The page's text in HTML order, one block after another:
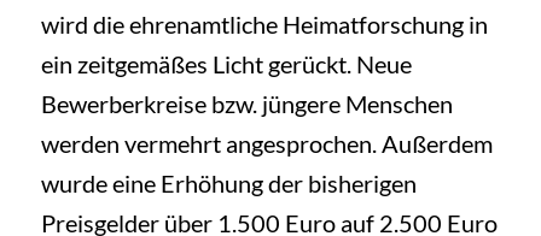
wird die ehrenamtliche Heimatforschung in
ein zeitgemäßes Licht gerückt. Neue
Bewerberkreise bzw. jüngere Menschen
werden vermehrt angesprochen. Außerdem
wurde eine Erhöhung der bisherigen
Preisgelder über 1.500 Euro auf 2.500 Euro